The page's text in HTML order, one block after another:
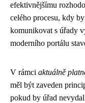
efektivnějšímu
celého procesu, kdy
komunikovat s úřady
moderního portálu
V rámci aktuálně
měl být zaveden
pokud by úřad